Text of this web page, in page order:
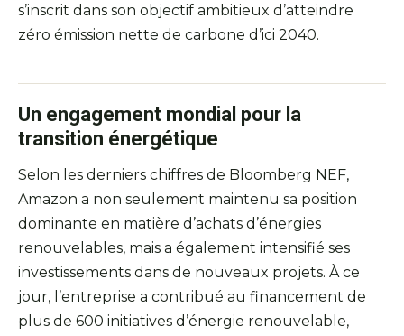
s’inscrit dans son objectif ambitieux d’atteindre
zéro émission nette de carbone d’ici 2040.
Un engagement mondial pour la
transition énergétique
Selon les derniers chiffres de Bloomberg NEF,
Amazon a non seulement maintenu sa position
dominante en matière d’achats d’énergies
renouvelables, mais a également intensifié ses
investissements dans de nouveaux projets. À ce
jour, l’entreprise a contribué au financement de
plus de 600 initiatives d’énergie renouvelable,